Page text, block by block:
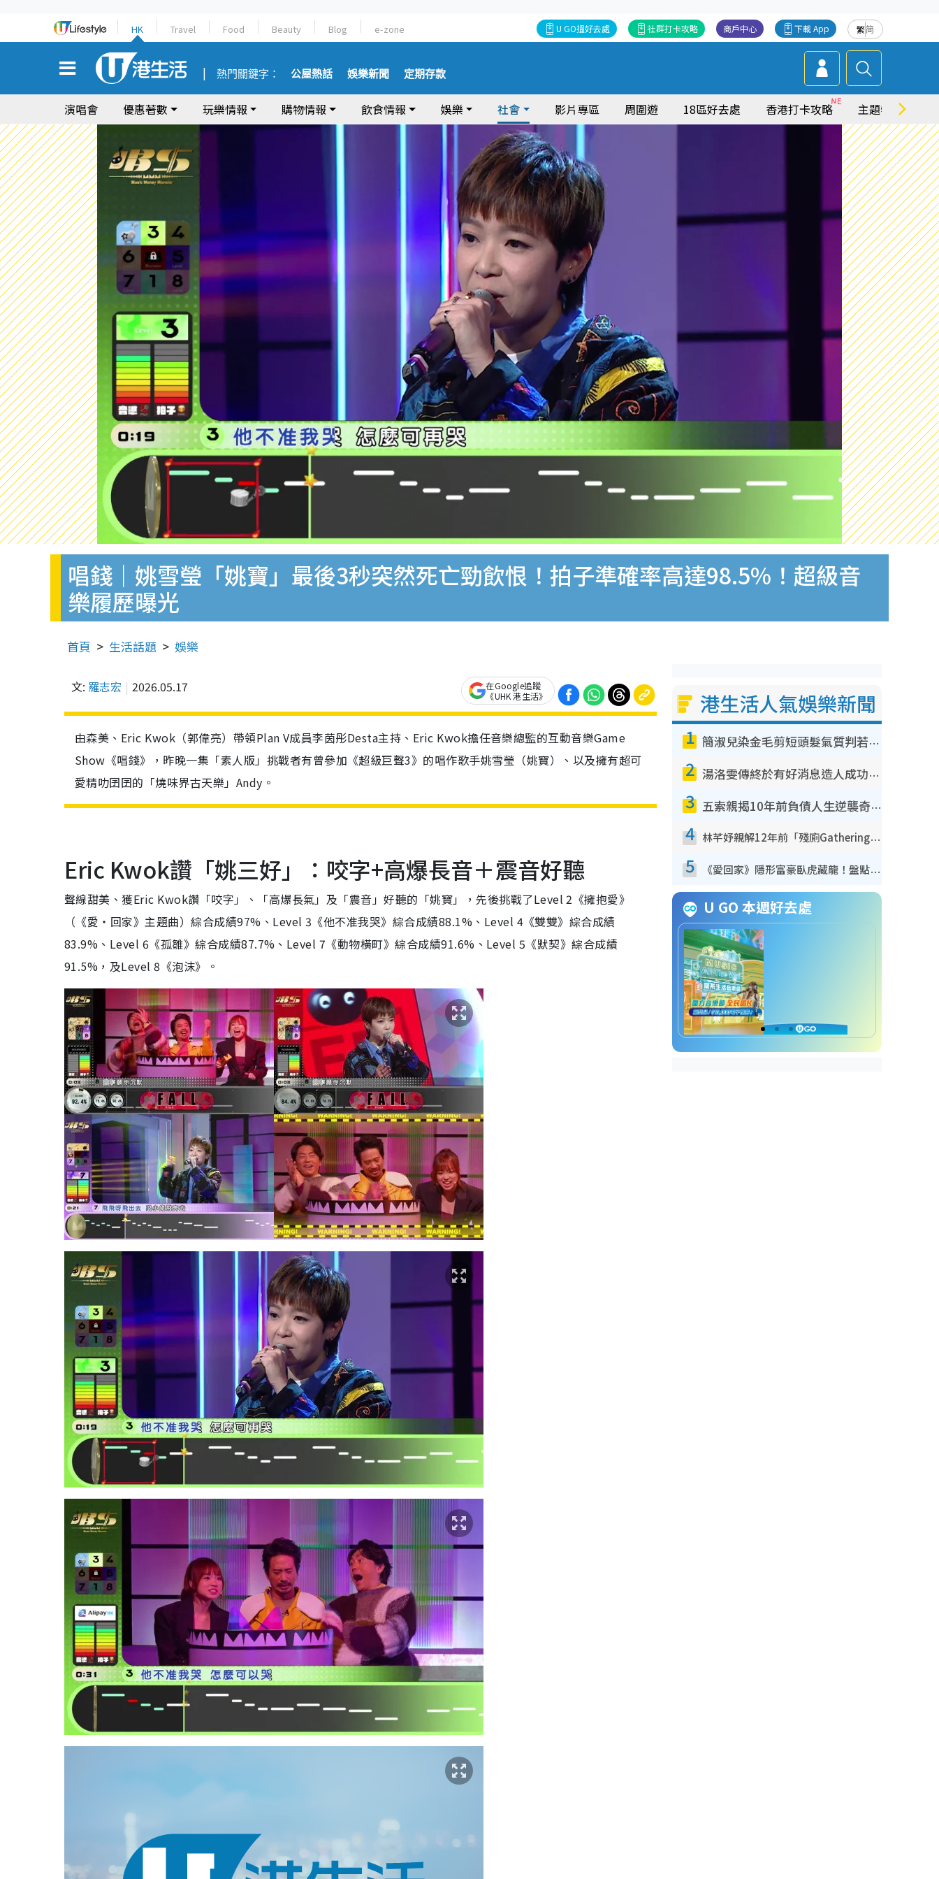
HK Travel Food Beauty Blog e-zone 繁简
下載 App
商戶中心
社群打卡攻略
U GO搵好去處
熱門關鍵字： 公屋熱話 娛樂新聞 定期存款
演唱會 優惠著數 玩樂情報 購物情報 飲食情報 娛樂 社會 影片專區 周圍遊 18區好去處 香港打卡攻略 主題特集
唱錢｜姚雪瑩「姚寶」最後3秒突然死亡勁飲恨！拍子準確率高達98.5%！超級音
樂履歷曝光
首頁 生活話題 娛樂
文: 羅志宏 2026.05.17
在Google追蹤
《UHK 港生活》
由森美、Eric Kwok（郭偉亮）帶領Plan V成員李茵彤Desta主持、Eric Kwok擔任音樂總監的互動音樂Game
Show《唱錢》，昨晚一集「素人版」挑戰者有曾參加《超級巨聲3》的唱作歌手姚雪瑩（姚寶）、以及擁有超可
愛精叻囝囝的「燒味界古天樂」Andy。
Eric Kwok讚「姚三好」：咬字+高爆長音＋震音好聽
聲線甜美、獲Eric Kwok讚「咬字」、「高爆長氣」及「震音」好聽的「姚寶」，先後挑戰了Level 2《擁抱愛》
（《愛‧回家》主題曲）綜合成績97%、Level 3《他不准我哭》綜合成績88.1%、Level 4《雙雙》綜合成績
83.9%、Level 6《孤雛》綜合成績87.7%、Level 7《動物橫町》綜合成績91.6%、Level 5《默契》綜合成績
91.5%，及Level 8《泡沫》。
港生活人氣娛樂新聞
1 簡淑兒染金毛剪短頭髮氣質判若兩人！嚇壞老公麥大力都認唔出：「你做咩事？」
2 湯洛雯傳終於有好消息造人成功！兩大細節曝孕味極濃惹猜測：大肚婆先會咁！
3 五索親揭10年前負債人生逆襲奇蹟！全靠去一地方轉運後即遇上馬先生
4 林芊妤親解12年前「殘廁Gathering」真相！高層解約一句話重創尊嚴至今拒返TVB
5 《愛回家》隱形富豪臥虎藏龍！盤點12位財氣逼人的有錢藝人：呢位靚女3億身家唔憂做
U GO 本週好去處